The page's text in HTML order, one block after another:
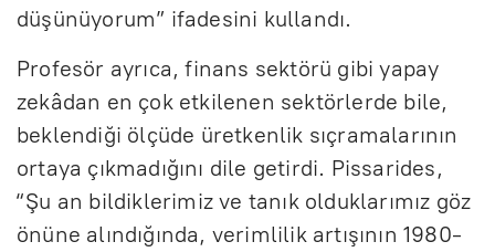
düşünüyorum” ifadesini kullandı.
Profesör ayrıca, finans sektörü gibi yapay
zekâdan en çok etkilenen sektörlerde bile,
beklendiği ölçüde üretkenlik sıçramalarının
ortaya çıkmadığını dile getirdi. Pissarides,
“Şu an bildiklerimiz ve tanık olduklarımız göz
önüne alındığında, verimlilik artışının 1980-